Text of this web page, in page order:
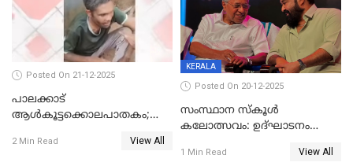
Posted On 21-12-2025
പാലക്കാട്‌
ആൾകൂട്ടക്കൊലപാതകം;
ഊർജ്ജിതമാക്കിമാക്കി
2 Min Read View All
KERALA
Posted On 20-12-2025
സംസ്ഥാന സ്കൂൾ
കലോത്സവം: ഉദ്ഘാടനം
മുഖ്യാതിഥിയായി
1 Min Read View All